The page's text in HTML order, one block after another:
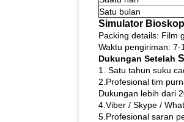
Satu bulan
Simulator
Packing details: Film
Waktu pengiriman:
Dukungan Setelah
1. Satu tahun suku
2.Profesional tim
Dukungan lebih dari
4.Viber / Skype /
5.Profesional saran